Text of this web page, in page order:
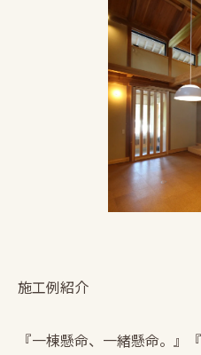
施工例紹介
『一棟懸命、一緒懸命。』